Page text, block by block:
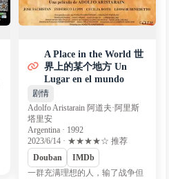
A Place in the World 世
界上的某个地方 Un
Lugar en el mundo
剧情
Adolfo Aristarain 阿道夫·阿里斯
塔里安
Argentina · 1992
2023/6/14 · ★★★★☆ 推荐
Douban
IMDb
一群充满理想的人，输了战争但